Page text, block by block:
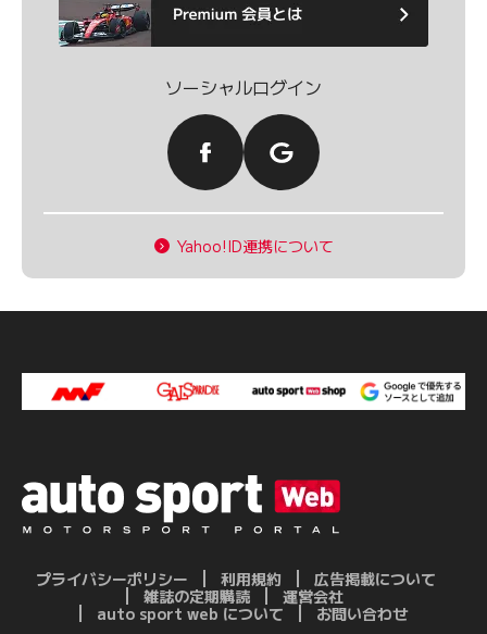
ソーシャルログイン
Yahoo!ID連携について
プライバシーポリシー 利用規約
広告掲載について
雑誌の定期購読
運営会社
auto sport web について
お問い合わせ